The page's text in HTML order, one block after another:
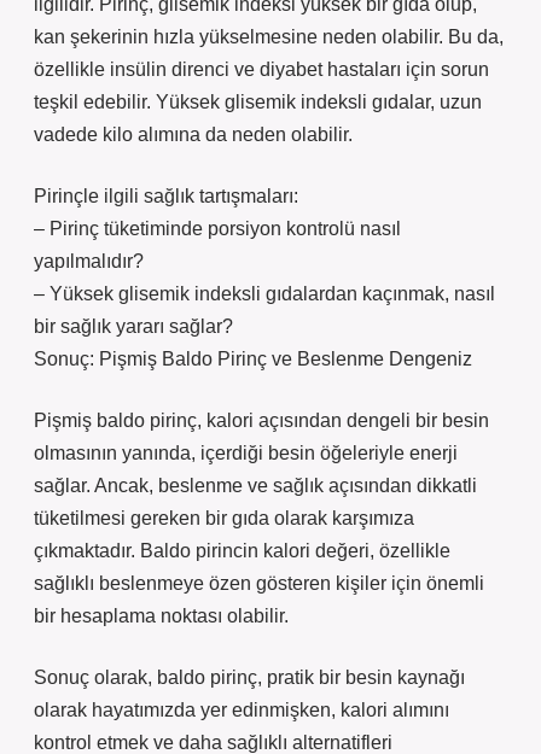
ilgilidir. Pirinç, glisemik indeksi yüksek bir gıda olup,
kan şekerinin hızla yükselmesine neden olabilir. Bu da,
özellikle insülin direnci ve diyabet hastaları için sorun
teşkil edebilir. Yüksek glisemik indeksli gıdalar, uzun
vadede kilo alımına da neden olabilir.
Pirinçle ilgili sağlık tartışmaları:
– Pirinç tüketiminde porsiyon kontrolü nasıl
yapılmalıdır?
– Yüksek glisemik indeksli gıdalardan kaçınmak, nasıl
bir sağlık yararı sağlar?
Sonuç: Pişmiş Baldo Pirinç ve Beslenme Dengeniz
Pişmiş baldo pirinç, kalori açısından dengeli bir besin
olmasının yanında, içerdiği besin öğeleriyle enerji
sağlar. Ancak, beslenme ve sağlık açısından dikkatli
tüketilmesi gereken bir gıda olarak karşımıza
çıkmaktadır. Baldo pirincin kalori değeri, özellikle
sağlıklı beslenmeye özen gösteren kişiler için önemli
bir hesaplama noktası olabilir.
Sonuç olarak, baldo pirinç, pratik bir besin kaynağı
olarak hayatımızda yer edinmişken, kalori alımını
kontrol etmek ve daha sağlıklı alternatifleri